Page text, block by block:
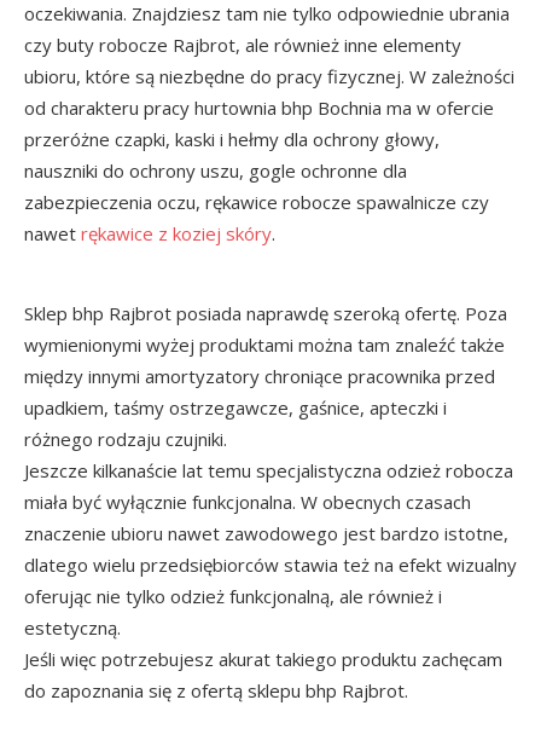
oczekiwania. Znajdziesz tam nie tylko odpowiednie ubrania
czy buty robocze Rajbrot, ale również inne elementy
ubioru, które są niezbędne do pracy fizycznej. W zależności
od charakteru pracy hurtownia bhp Bochnia ma w ofercie
przeróżne czapki, kaski i hełmy dla ochrony głowy,
nauszniki do ochrony uszu, gogle ochronne dla
zabezpieczenia oczu, rękawice robocze spawalnicze czy
nawet rękawice z koziej skóry.
Sklep bhp Rajbrot posiada naprawdę szeroką ofertę. Poza
wymienionymi wyżej produktami można tam znaleźć także
między innymi amortyzatory chroniące pracownika przed
upadkiem, taśmy ostrzegawcze, gaśnice, apteczki i
różnego rodzaju czujniki.
Jeszcze kilkanaście lat temu specjalistyczna odzież robocza
miała być wyłącznie funkcjonalna. W obecnych czasach
znaczenie ubioru nawet zawodowego jest bardzo istotne,
dlatego wielu przedsiębiorców stawia też na efekt wizualny
oferując nie tylko odzież funkcjonalną, ale również i
estetyczną.
Jeśli więc potrzebujesz akurat takiego produktu zachęcam
do zapoznania się z ofertą sklepu bhp Rajbrot.